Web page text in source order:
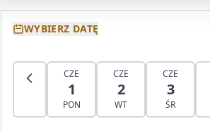
WYBIERZ DATĘ
CZE
1
PON
CZE
2
WT
CZE
3
ŚR